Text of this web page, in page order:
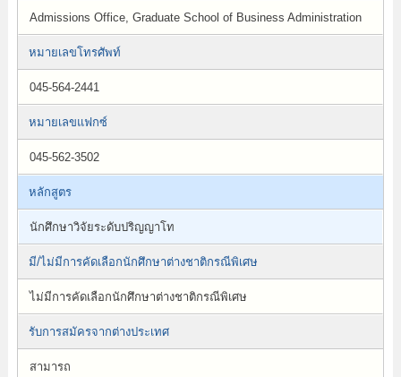
Admissions Office, Graduate School of Business Administration
หมายเลขโทรศัพท์
045-564-2441
หมายเลขแฟกซ์
045-562-3502
หลักสูตร
นักศึกษาวิจัยระดับปริญญาโท
มี/ไม่มีการคัดเลือกนักศึกษาต่างชาติกรณีพิเศษ
ไม่มีการคัดเลือกนักศึกษาต่างชาติกรณีพิเศษ
รับการสมัครจากต่างประเทศ
สามารถ